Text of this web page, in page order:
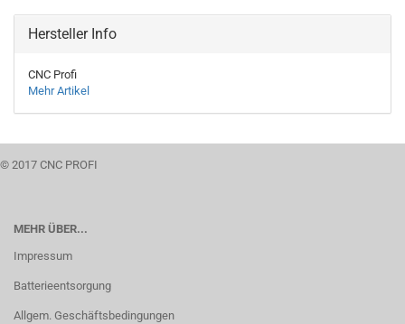
Hersteller Info
CNC Profi
Mehr Artikel
© 2017 CNC PROFI
MEHR ÜBER...
Impressum
Batterieentsorgung
Allgem. Geschäftsbedingungen